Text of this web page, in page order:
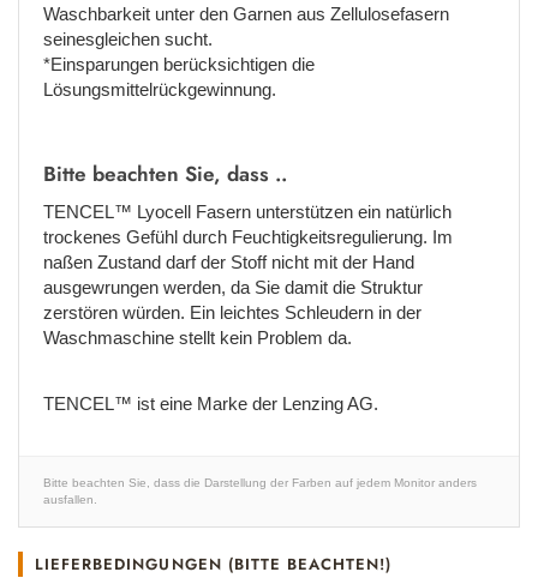
Waschbarkeit unter den Garnen aus Zellulosefasern
seinesgleichen sucht.
*Einsparungen berücksichtigen die
Lösungsmittelrückgewinnung.
Bitte beachten Sie, dass ..
TENCEL™ Lyocell Fasern unterstützen ein natürlich
trockenes Gefühl durch Feuchtigkeitsregulierung. Im
naßen Zustand darf der Stoff nicht mit der Hand
ausgewrungen werden, da Sie damit die Struktur
zerstören würden. Ein leichtes Schleudern in der
Waschmaschine stellt kein Problem da.
TENCEL™ ist eine Marke der Lenzing AG.
Bitte beachten Sie, dass die Darstellung der Farben auf jedem Monitor anders
ausfallen.
LIEFERBEDINGUNGEN (BITTE BEACHTEN!)